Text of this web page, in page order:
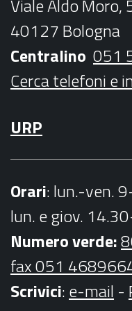
o
k
r
r
a
m
e
Viale Aldo Moro,
40127 Bologna
Centralino 051
Cerca telefoni e
URP
Orari: lun.-ven.
lun. e giov.
Numero verde:
fax 051
Scrivici:e-mail -